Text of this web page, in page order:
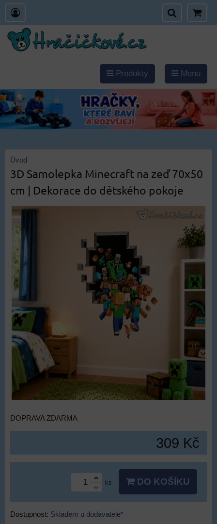
Produkty Menu
Úvod
3D Samolepka Minecraft na zeď 70x50
cm | Dekorace do dětského pokoje
DOPRAVA ZDARMA
309 Kč
ks DO KOŠÍKU
Dostupnost: Skladem u dodavatele*